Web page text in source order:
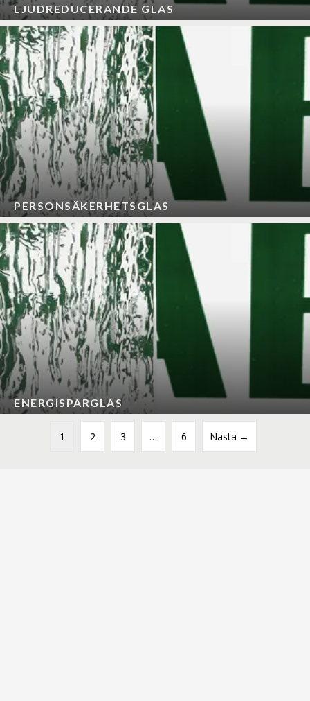
LJUDREDUCERANDE GLAS
PERSONSÄKERHETSGLAS
ENERGISPARGLAS
1 2 3 … 6 Nästa →